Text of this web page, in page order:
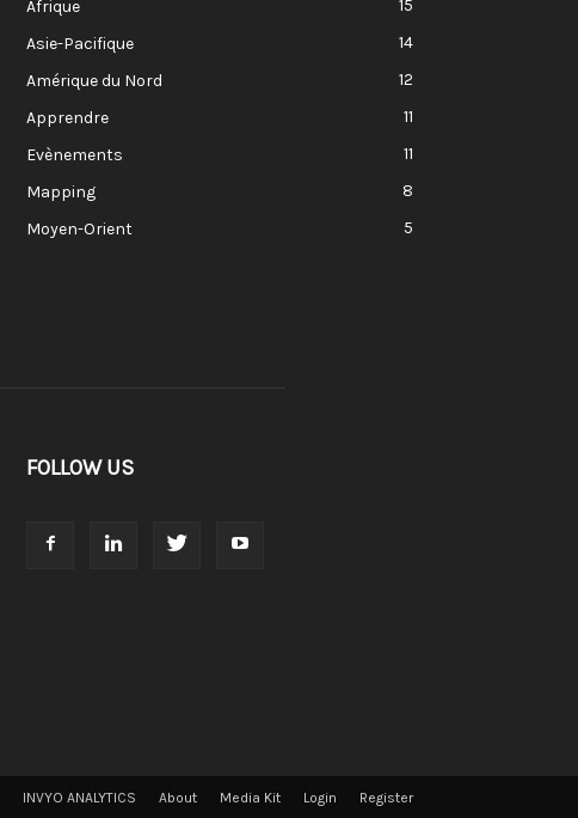
Afrique
15
Asie-Pacifique
14
Amérique du Nord
12
Apprendre
11
Evènements
11
Mapping
8
Moyen-Orient
5
FOLLOW US
INVYO ANALYTICS About Media Kit Login Register